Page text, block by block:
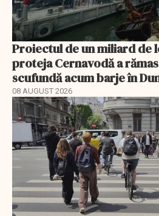
Proiectul de un miliard de
proteja Cernavodă a
scufundă acum barje în
08 AUGUST 2026